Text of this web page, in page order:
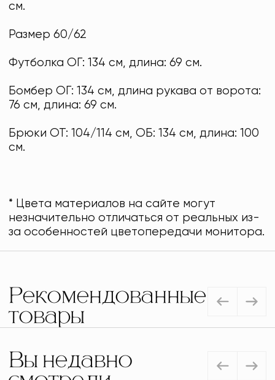
см.
Размер 60/62
Футболка ОГ: 134 см, длина: 69 см.
Бомбер ОГ: 134 см, длина рукава от ворота:
76 см, длина: 69 см.
Брюки ОТ: 104/114 см, ОБ: 134 см, длина: 100
см.
* Цвета материалов на сайте могут
незначительно отличаться от реальных из-
за особенностей цветопередачи монитора.
Рекомендованные
товары
Вы недавно